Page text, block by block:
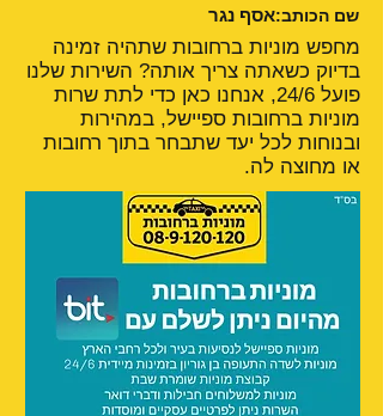
שם הכותב:אסף נגר
מחפש מוניות ברחובות שתהיה זמינה
בדיוק כשאתה צריך אותה? השירות שלנו
פועל 24/6, אנחנו כאן כדי לתת שרות
מוניות ברחובות ספיישל, במהירות
ובנוחות לכל יעד שתבחר בתוך רחובות
או מחוצה לה.